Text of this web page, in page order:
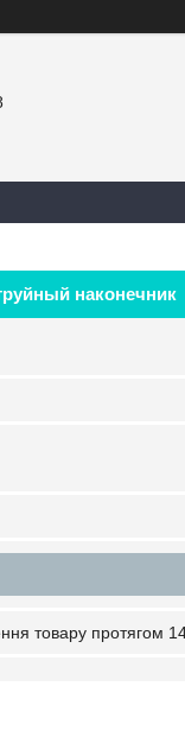
наконечник
товару протягом